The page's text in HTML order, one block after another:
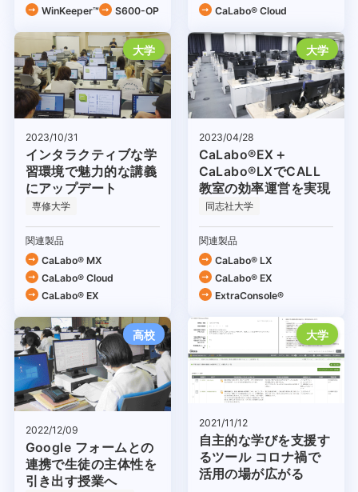
WinKeeper™
S600-OP
CaLabo®︎ Cloud
大学
2023/10/31
インタラクティブな学
習環境で魅力的な講義
にアップデート
専修大学
関連製品
CaLabo® MX
CaLabo®︎ Cloud
CaLabo® EX
大学
2023/04/28
CaLabo®EX＋
CaLabo®LXでCALL
教室の効率運営を実現
同志社大学
関連製品
CaLabo® LX
CaLabo® EX
ExtraConsole®
高校
2022/12/09
Google フォームとの
連携で生徒の主体性を
引き出す授業へ
大学
2021/11/12
自主的な学びを支援す
るツール コロナ禍で
活用の場が広がる